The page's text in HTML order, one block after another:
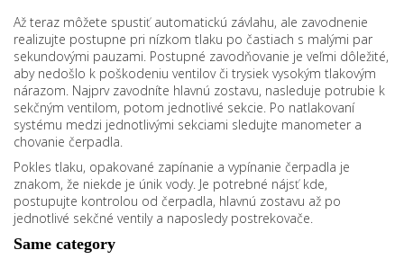
Až teraz môžete spustiť automatickú závlahu, ale zavodnenie
realizujte postupne pri nízkom tlaku po častiach s malými par
sekundovými pauzami. Postupné zavodňovanie je veľmi dôležité,
aby nedošlo k poškodeniu ventilov či trysiek vysokým tlakovým
nárazom. Najprv zavodníte hlavnú zostavu, nasleduje potrubie k
sekčným ventilom, potom jednotlivé sekcie. Po natlakovaní
systému medzi jednotlivými sekciami sledujte manometer a
chovanie čerpadla.
Pokles tlaku, opakované zapínanie a vypínanie čerpadla je
znakom, že niekde je únik vody. Je potrebné nájsť kde,
postupujte kontrolou od čerpadla, hlavnú zostavu až po
jednotlivé sekčné ventily a naposledy postrekovače.
Same category